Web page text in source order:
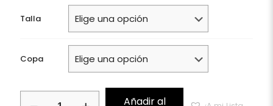
Talla
Copa
Añadir al